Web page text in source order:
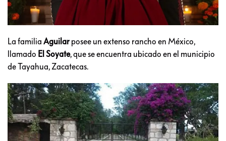
La familia Aguilar posee un extenso rancho en México,
llamado El Soyate, que se encuentra ubicado en el municipio
de Tayahua, Zacatecas.